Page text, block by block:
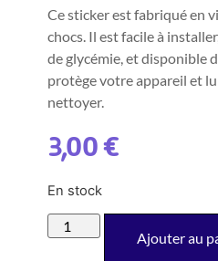
Ce sticker est fabriqué en
chocs. Il est facile à
de glycémie, et disponible
protège votre appareil et
nettoyer.
3,00€
En stock
Ajouter au